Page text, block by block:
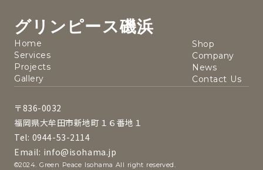
グリンピース磯浜
Home
Services
Projects
Gallery
Shop
Company
News
Contact Us
〒836-0032
福岡県大牟田市新地町１６番地１
Tel: 0944-53-2114
Email: info@isohama.jp
©2024. Green Peace Isohama All right reserved.